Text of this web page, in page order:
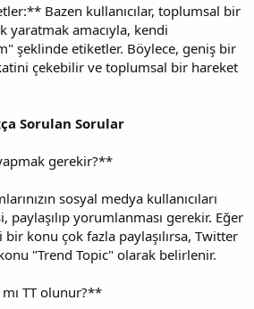
Bazen kullanıcılar, toplumsal bir
yaratmak amacıyla, kendi
şeklinde etiketler. Böylece, geniş bir
çekebilir ve toplumsal bir hareket
Sorulan Sorular
gerekir?**
sosyal medya kullanıcıları
paylaşılıp yorumlanması gerekir. Eğer
konu çok fazla paylaşılırsa, Twitter
"Trend Topic" olarak belirlenir.
TT olunur?**